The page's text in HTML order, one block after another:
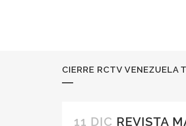
CIERRE RCTV VENEZUELA
11 DIC REVISTA